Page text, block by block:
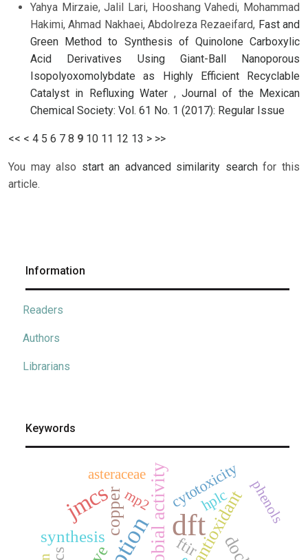
Yahya Mirzaie, Jalil Lari, Hooshang Vahedi, Mohammad
Hakimi, Ahmad Nakhaei, Abdolreza Rezaeifard, Fast and
Green Method to Synthesis of Quinolone Carboxylic
Acid Derivatives Using Giant-Ball Nanoporous
Isopolyoxomolybdate as Highly Efficient Recyclable
Catalyst in Refluxing Water , Journal of the Mexican
Chemical Society: Vol. 61 No. 1 (2017): Regular Issue
<< < 4 5 6 7 8 9 10 11 12 13 > >>
You may also start an advanced similarity searchfor this
article.
Information
Readers
Authors
Librarians
Keywords
dft
jmcscopper antioxidant
synthesis ftir
cytotoxicity
hplc
asteraceae
mp2 phenols